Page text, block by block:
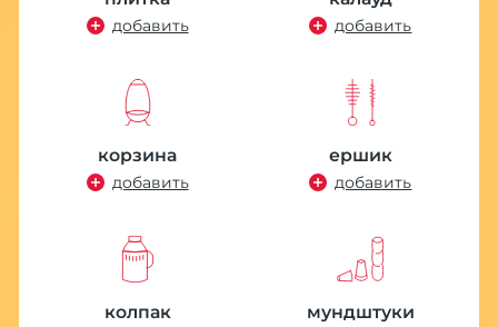
добавить добавить
корзина
добавить
ершик
добавить
колпак мундштуки